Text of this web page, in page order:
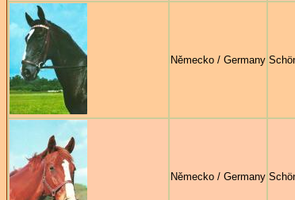
Německo / Germany
Německo / Germany